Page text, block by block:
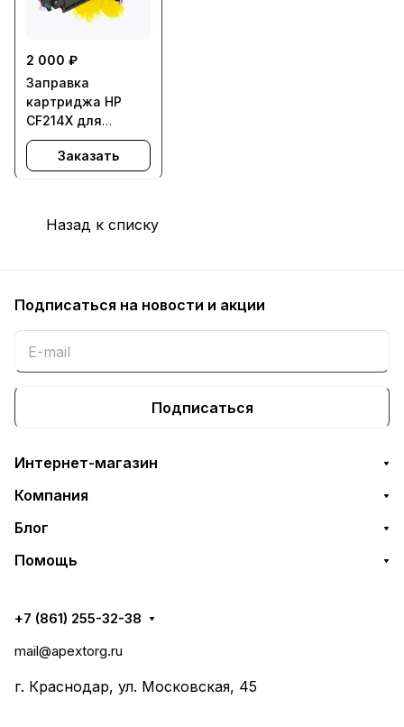
2 000 ₽
Заправка
картриджа HP
CF214X для
LaserJet Pro 700
M712, Enterprise
Заказать
Назад к списку
Подписаться на новости и акции
Подписаться
Интернет-магазин
Компания
Блог
Помощь
+7 (861) 255-32-38
mail@apextorg.ru
г. Краснодар, ул. Московская, 45